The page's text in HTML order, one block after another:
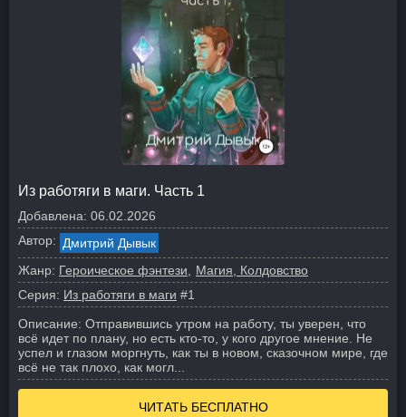
Из работяги в маги. Часть 1
Добавлена: 06.02.2026
Автор: Дмитрий Дывык
Жанр: Героическое фэнтези
Магия, Колдовство
Серия: Из работяги в маги #1
Описание: Отправившись утром на работу, ты уверен, что
всё идет по плану, но есть кто-то, у кого другое мнение. Не
успел и глазом моргнуть, как ты в новом, сказочном мире, где
всё не так плохо, как могл...
ЧИТАТЬ БЕСПЛАТНО